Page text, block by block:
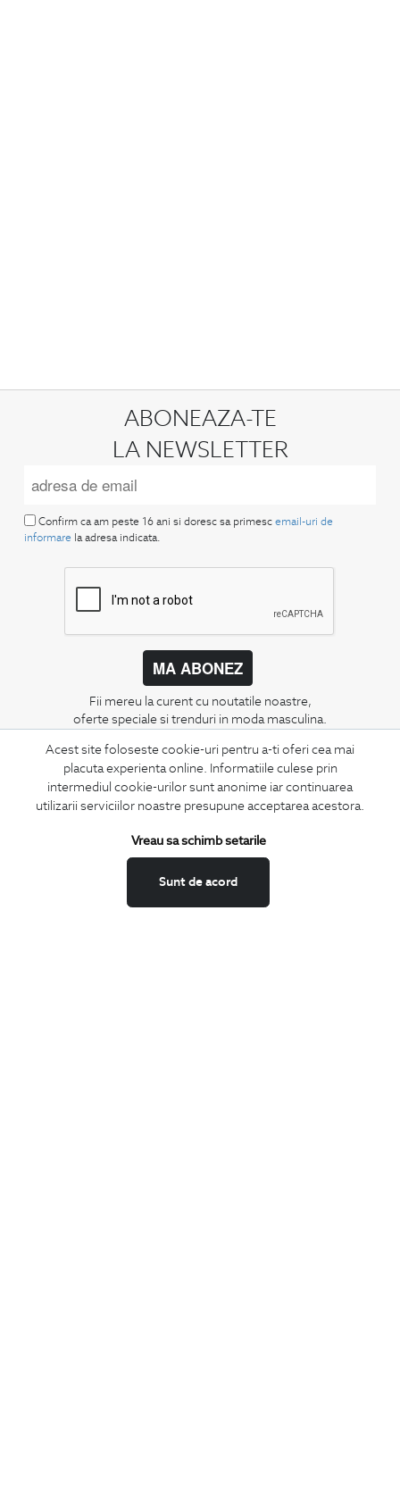
Acest site foloseste cookie-uri pentru a-ti oferi cea mai
placuta experienta online. Informatiile culese prin
intermediul cookie-urilor sunt anonime iar continuarea
utilizarii serviciilor noastre presupune acceptarea acestora.
Sunt de acord
Vreau sa schimb setarile
ABONEAZA-TE
LA NEWSLETTER
Confirm ca am peste 16 ani si doresc sa primesc email-uri de
informare la adresa indicata.
MA ABONEZ
Fii mereu la curent cu noutatile noastre,
oferte speciale si trenduri in moda masculina.
CONCIERGE
Termeni si conditii
Schimburi si retur
Securitatea datelor
Feedback site
ANPC
SOL